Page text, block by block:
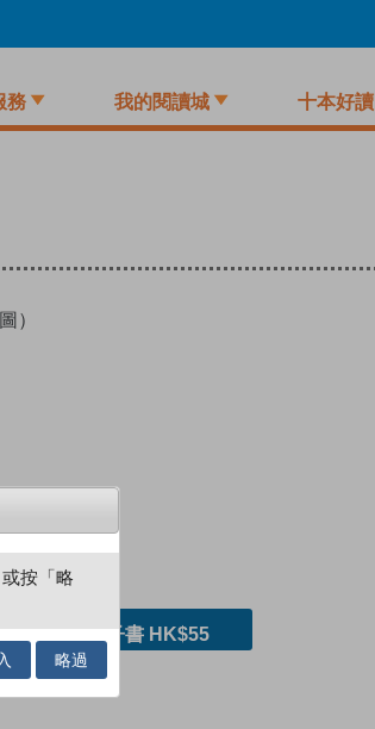
務 我的閱讀城 十本好讀
）
讀紀錄
購買電子書 HK$55
按「略
略過